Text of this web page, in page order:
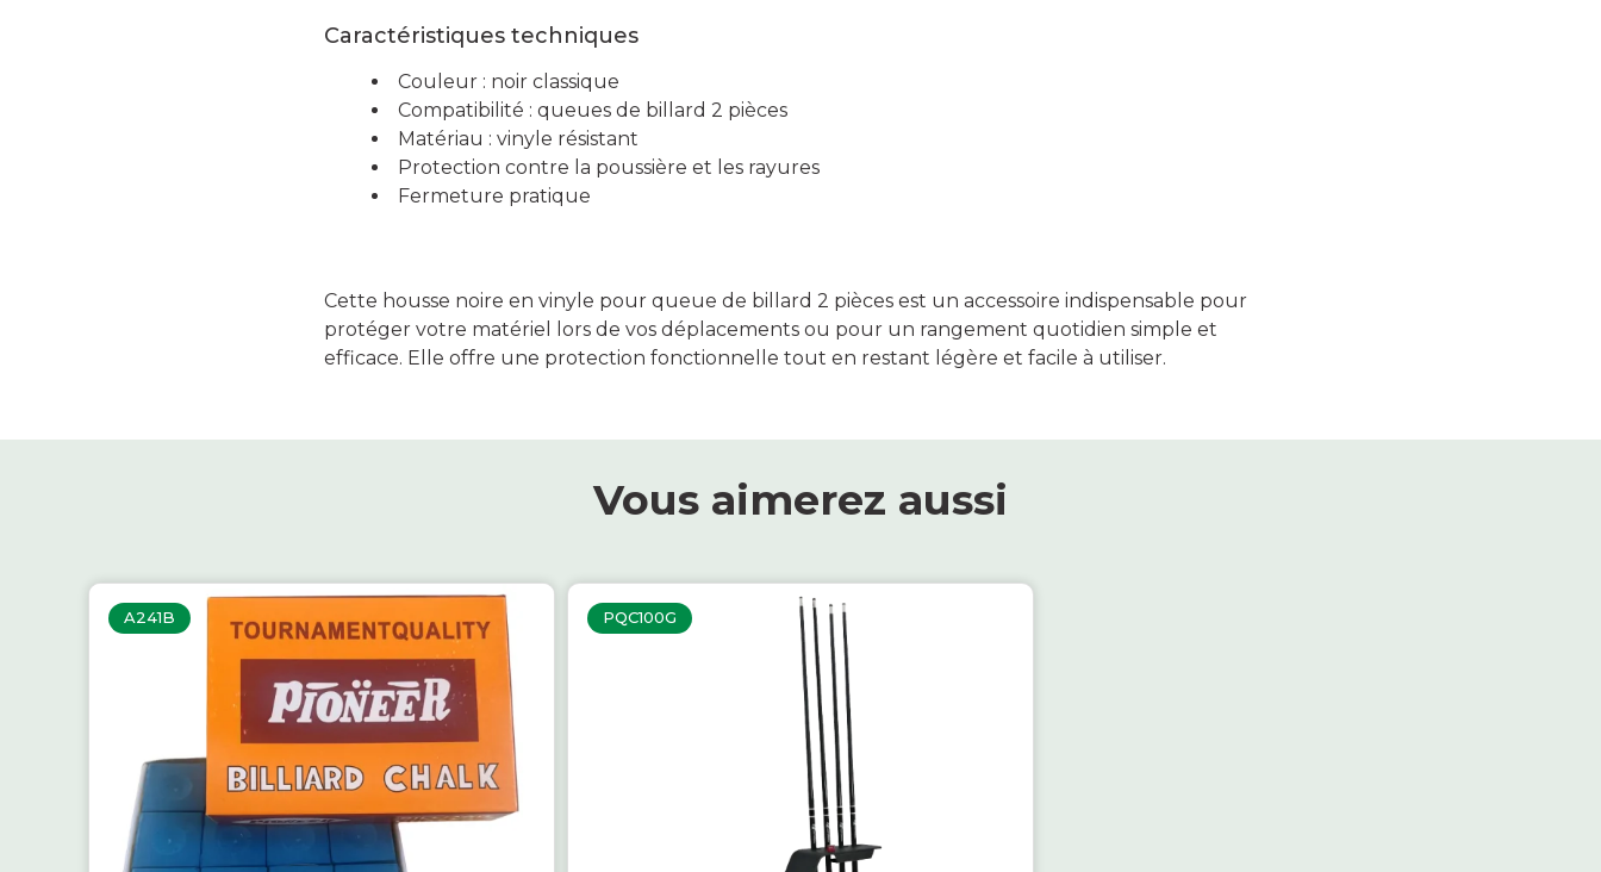
Caractéristiques techniques
Couleur : noir classique
Compatibilité : queues de billard 2 pièces
Matériau : vinyle résistant
Protection contre la poussière et les rayures
Fermeture pratique
Cette housse noire en vinyle pour queue de billard 2 pièces est un accessoire indispensable pour
protéger votre matériel lors de vos déplacements ou pour un rangement quotidien simple et
efficace. Elle offre une protection fonctionnelle tout en restant légère et facile à utiliser.
Vous aimerez aussi
A241B PQC100G